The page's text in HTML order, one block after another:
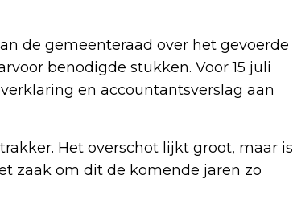
de gemeenteraad over het gevoerde
benodigde stukken. Voor 15 juli
en accountantsverslag aan
Het overschot lijkt groot, maar is
zaak om dit de komende jaren zo